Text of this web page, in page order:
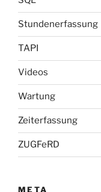
Stundenerfassung
TAPI
Videos
Wartung
Zeiterfassung
ZUGFeRD
META